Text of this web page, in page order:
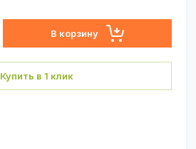
В корзину
Купить в 1 клик